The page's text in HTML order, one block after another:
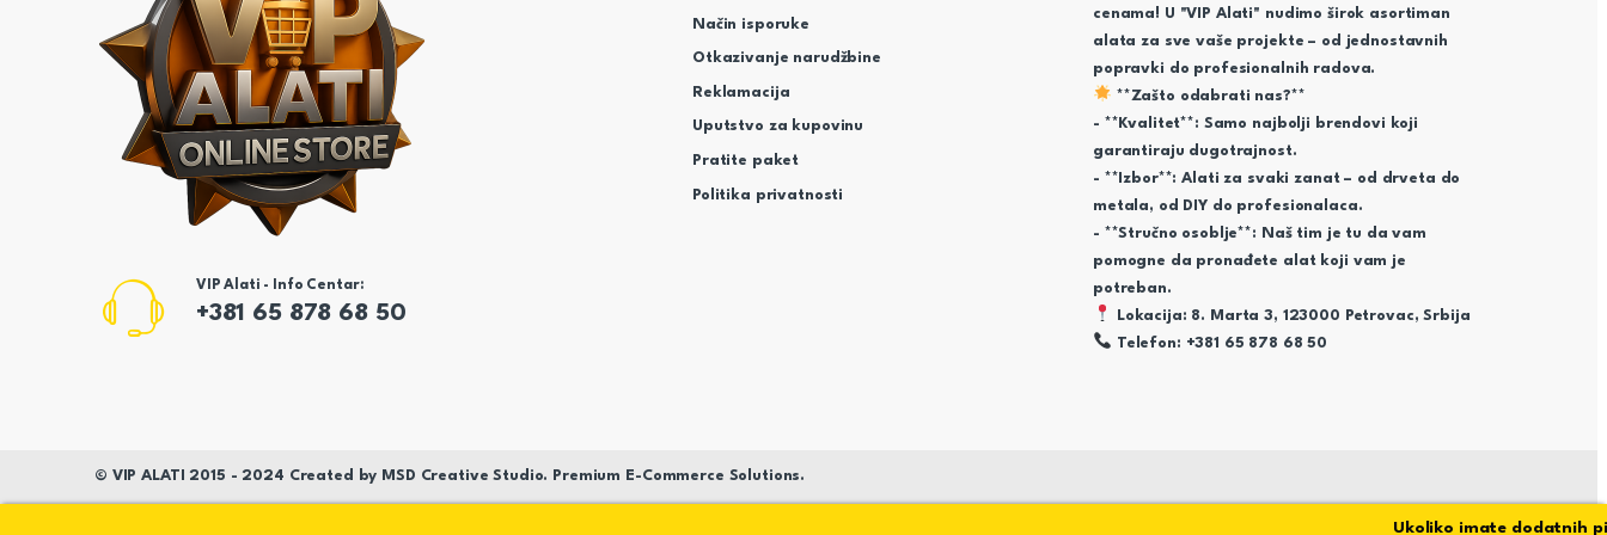
VIP Alati - Info Centar:
+381 65 878 68 50
Način isporuke
Otkazivanje narudžbine
Reklamacija
Uputstvo za kupovinu
Pratite paket
Politika privatnosti
cenama! U "VIP Alati" nudimo širok asortiman
alata za sve vaše projekte – od jednostavnih
popravki do profesionalnih radova.
**Zašto odabrati nas?**
- **Kvalitet**: Samo najbolji brendovi koji
garantiraju dugotrajnost.
- **Izbor**: Alati za svaki zanat – od drveta do
metala, od DIY do profesionalaca.
- **Stručno osoblje**: Naš tim je tu da vam
pomogne da pronađete alat koji vam je
potreban.
Lokacija: 8. Marta 3, 123000 Petrovac, Srbija
Telefon: +381 65 878 68 50
© VIP ALATI 2015 - 2024 Created by MSD Creative Studio. Premium E-Commerce Solutions.
Ukoliko imate dodatnih